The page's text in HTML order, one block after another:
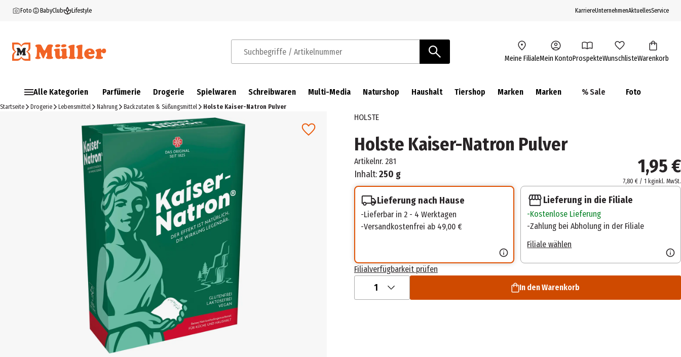
Foto BabyClub Lifestyle KarriereUnternehmenAktuellesService
Suchbegriffe / Artikelnummer Meine FilialeMein KontoProspekteWunschlisteWarenkorb
Alle Kategorien Parfümerie Drogerie Spielwaren Schreibwaren Multi-Media Naturshop Haushalt Tiershop Marken Marken % Sale Foto
Startseite Drogerie Lebensmittel Nahrung Backzutaten & Süßungsmittel Holste Kaiser-Natron Pulver
HOLSTE
Holste Kaiser-Natron Pulver
Artikelnr. 281
Inhalt:250 g 1,95 €
7,80 € / 1 kginkl. MwSt.
Lieferung nach Hause
Lieferbar in 2 - 4 Werktagen
Versandkostenfrei ab 49,00 €
Lieferung in die Filiale
Kostenlose Lieferung
Zahlung bei Abholung in der Filiale
Filiale wählen
Filialverfügbarkeit prüfen
1 In den Warenkorb